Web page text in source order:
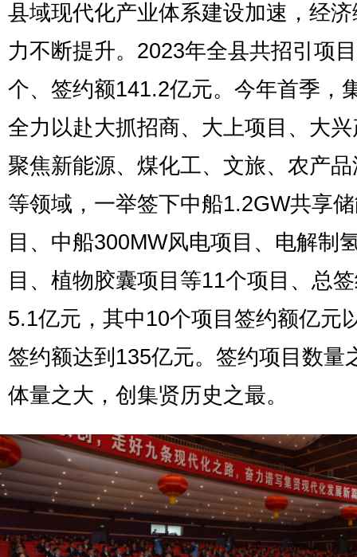
县域现代化产业体系建设加速，经
力不断提升。2023年全县共招引项
个、签约额141.2亿元。今年首季，
全力以赴大抓招商、大上项目、大
聚焦新能源、煤化工、文旅、农产
等领域，一举签下中船1.2GW共享
目、中船300MW风电项目、电解制
目、植物胶囊项目等11个项目、总
5.1亿元，其中10个项目签约额亿元
签约额达到135亿元。签约项目数量
体量之大，创集贤历史之最。